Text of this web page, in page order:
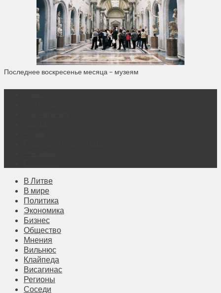
Последнее воскресенье месяца – музеям
В Литве
В мире
Политика
Экономика
Бизнес
Общество
Мнения
Вильнюс
Клайпеда
Висагинас
Регионы
Соседи